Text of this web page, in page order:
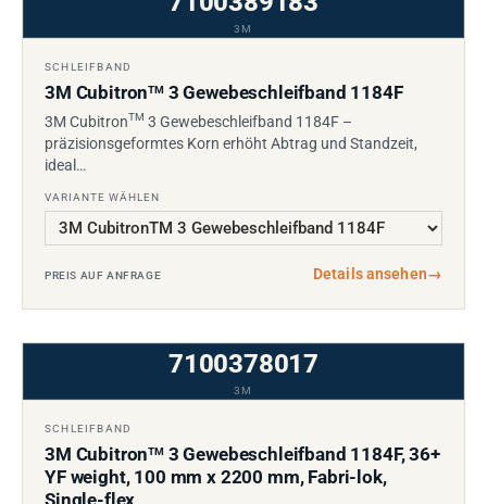
3M
SCHLEIFBAND
3M CubitronTM3 Gewebeschleifband 1184F
3M CubitronTM 3 Gewebeschleifband 1184F –
präzisionsgeformtes Korn erhöht Abtrag und Standzeit,
ideal…
VARIANTE WÄHLEN
PREIS AUF ANFRAGE Details ansehen→
7100378017
3M
SCHLEIFBAND
3M CubitronTM3 Gewebeschleifband 1184F, 36+
YF weight, 100 mm x 2200 mm, Fabri-lok,
Single-flex